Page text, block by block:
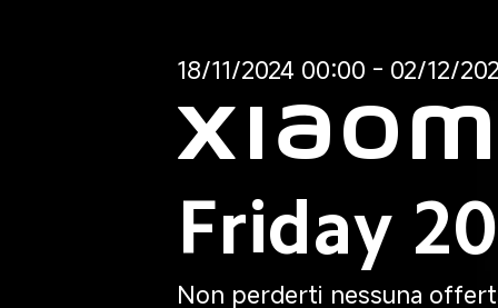
18/11/2024 00:00 - 02/12/
Xiaomi
Friday
Non perderti nessuna